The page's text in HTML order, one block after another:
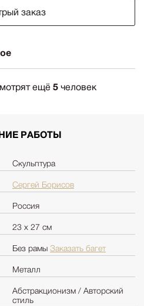
РАБОТЫ
Скульптура
Сергей Борисов
Россия
23 х 27 см
Без рамы Заказать багет
Металл
Абстракционизм / Авторский
стиль
заказ
ещё 5 человек